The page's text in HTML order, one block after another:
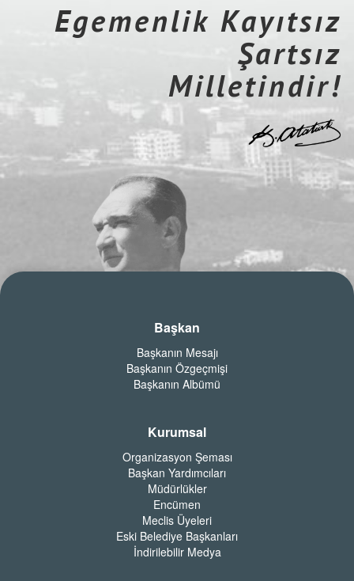
Egemenlik Kayıtsız
Şartsız
Milletindir!
Başkan
Başkanın Mesajı
Başkanın Özgeçmişi
Başkanın Albümü
Kurumsal
Organizasyon Şeması
Başkan Yardımcıları
Müdürlükler
Encümen
Meclis Üyeleri
Eski Belediye Başkanları
İndirilebilir Medya